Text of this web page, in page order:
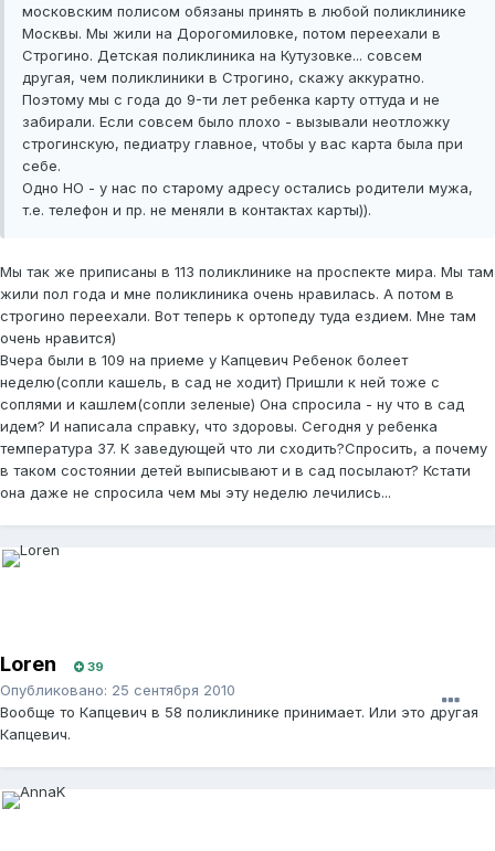
московским полисом обязаны принять в любой поликлинике
Москвы. Мы жили на Дорогомиловке, потом переехали в
Строгино. Детская поликлиника на Кутузовке... совсем
другая, чем поликлиники в Строгино, скажу аккуратно.
Поэтому мы с года до 9-ти лет ребенка карту оттуда и не
забирали. Если совсем было плохо - вызывали неотложку
строгинскую, педиатру главное, чтобы у вас карта была при
себе.
Одно НО - у нас по старому адресу остались родители мужа,
т.е. телефон и пр. не меняли в контактах карты)).
Мы так же приписаны в 113 поликлинике на проспекте мира. Мы там
жили пол года и мне поликлиника очень нравилась. А потом в
строгино переехали. Вот теперь к ортопеду туда ездием. Мне там
очень нравится)
Вчера были в 109 на приеме у Капцевич Ребенок болеет
неделю(сопли кашель, в сад не ходит) Пришли к ней тоже с
соплями и кашлем(сопли зеленые) Она спросила - ну что в сад
идем? И написала справку, что здоровы. Сегодня у ребенка
температура 37. К заведующей что ли сходить?Спросить, а почему
в таком состоянии детей выписывают и в сад посылают? Кстати
она даже не спросила чем мы эту неделю лечились...
Loren 39
Опубликовано: 25 сентября 2010
Вообще то Капцевич в 58 поликлинике принимает. Или это другая
Капцевич.